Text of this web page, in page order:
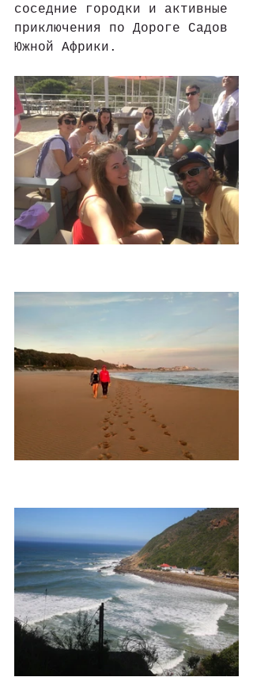
соседние городки и активные
приключения по Дороге Садов
Южной Африки.